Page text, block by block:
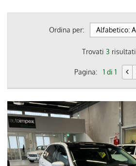
Ordina per:
Trovati 3 risultati
Pagina:1 di 1